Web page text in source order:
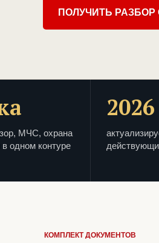
ПОЛУЧИТЬ РАЗБОР
МЧС, охрана
одном контуре
2026
КОМПЛЕКТ ДОКУМЕНТОВ